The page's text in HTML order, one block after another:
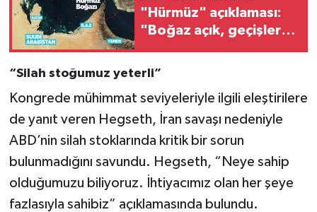
"Hürmüz" açıklaması:
"Boğaz açık, geçişler
“Silah stoğumuz yeterli”
Kongrede mühimmat seviyeleriyle ilgili eleştirilere
de yanıt veren Hegseth, İran savaşı nedeniyle
ABD’nin silah stoklarında kritik bir sorun
bulunmadığını savundu. Hegseth, “Neye sahip
olduğumuzu biliyoruz. İhtiyacımız olan her şeye
fazlasıyla sahibiz” açıklamasında bulundu.